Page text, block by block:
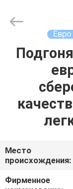
ДОМОЙ
ПО
Co.,Ltd..
Developed
Место
происхождения:
Фирменное